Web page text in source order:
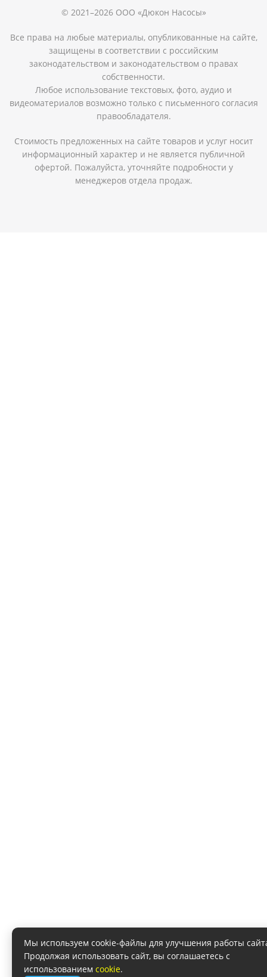
© 2021–2026 ООО «Дюкон Насосы»
Все права на любые материалы, опубликованные на сайте,
защищены в соответствии с российским
законодательством и законодательством о правах
собственности.
Любое использование текстовых, фото, аудио и
видеоматериалов возможно только с письменного согласия
правообладателя.
Стоимость предложенных на сайте товаров и услуг носит
информационный характер и не является публичной
офертой. Пожалуйста, уточняйте подробности у
менеджеров отдела продаж.
Мы используем cookie-файлы для улучшения работы
Продолжая использовать сайт, вы соглашаетесь с
использованием cookie.